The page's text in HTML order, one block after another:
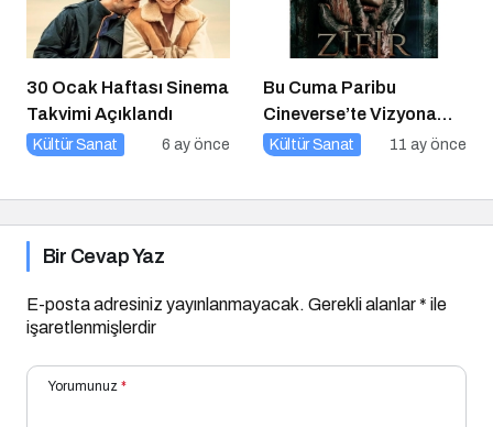
30 Ocak Haftası Sinema
Takvimi Açıklandı
Kültür Sanat 6 ay önce
Bu Cuma Paribu
Cineverse’te Vizyona
Girecek Filmler
Kültür Sanat 11 ay önce
Bir Cevap Yaz
E-posta adresiniz yayınlanmayacak. Gerekli alanlar* ile
işaretlenmişlerdir
Yorumunuz *